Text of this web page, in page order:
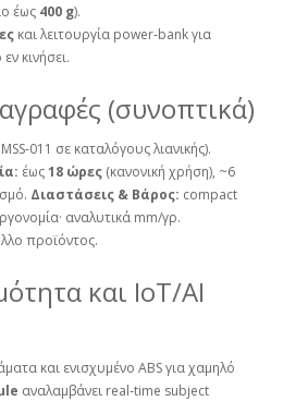
έως 400 g).
και λειτουργία power‑bank για
κινήσει.
(συνοπτικά)
σε καταλόγους λιανικής).
έως18 ώρες (κανονική χρήση), ~6
Διαστάσεις & Βάρος: compact
αναλυτικά mm/γρ.
προϊόντος.
και IoT/AI
και ενισχυμένο ABS για χαμηλό
αναλαμβάνει real‑time subject